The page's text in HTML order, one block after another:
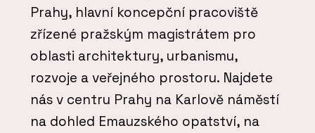
Prahy, hlavní koncepční pracoviště
zřízené pražským magistrátem pro
oblasti architektury, urbanismu,
rozvoje a veřejného prostoru. Najdete
nás v centru Prahy na Karlově náměstí
na dohled Emauzského opatství, na